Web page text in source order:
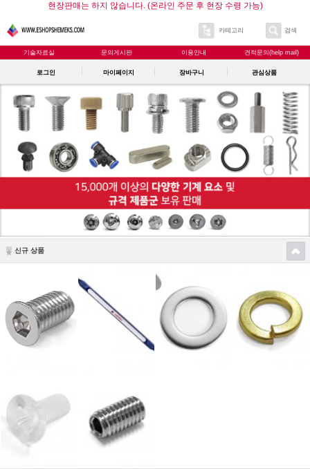
현장판매는 하지 않습니다. (온라인 주문 후 현장 수령 가능)
카테고리 검색
기술자료실 문의게시판 이용안내 견적문의(help mail)
로그인 마이페이지 장바구니 관심상품
신규 상품